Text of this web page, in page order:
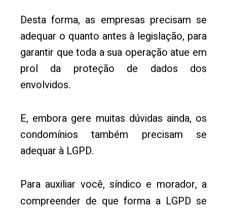
Desta forma, as empresas precisam se
adequar o quanto antes à legislação, para
garantir que toda a sua operação atue em
prol da proteção de dados dos
envolvidos.
E, embora gere muitas dúvidas ainda, os
condomínios também precisam se
adequar à LGPD.
Para auxiliar você, síndico e morador, a
compreender de que forma a LGPD se